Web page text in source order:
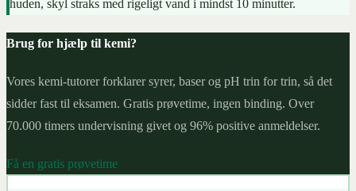
huden, skyl straks med rigeligt vand i mindst 10 minutter.
Brug for hjælp til kemi?
Vores kemi-tutorer forklarer syrer, baser og pH trin for trin, så det
sidder fast til eksamen. Gratis prøvetime, ingen binding. Over
70.000 timers undervisning givet og 96% positive anmeldelser.
Få en gratis prøvetime